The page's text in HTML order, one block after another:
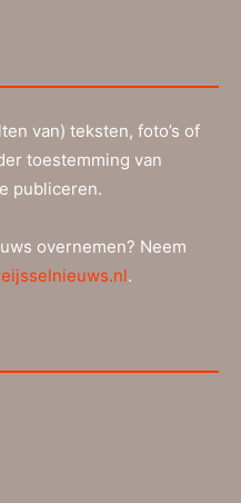
van) teksten, foto’s of
toestemming van
publiceren.
overnemen? Neem
.